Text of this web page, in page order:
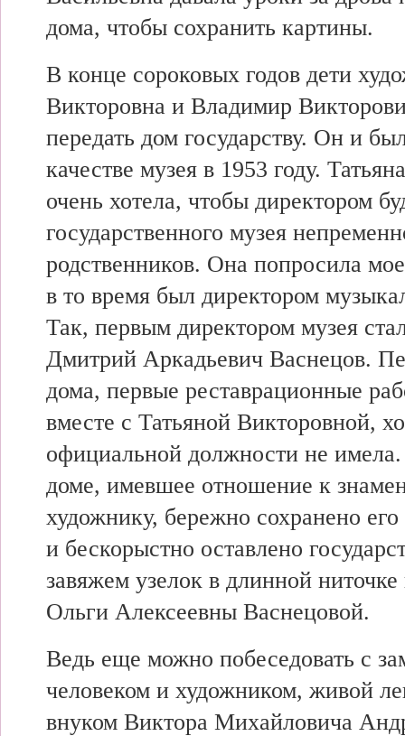
дома, чтобы сохранить картины.
В конце сороковых годов дети
Викторовна и Владимир
передать дом государству. Он и
качестве музея в 1953 году.
очень хотела, чтобы директором
государственного музея
родственников. Она попросила
в то время был директором
Так, первым директором музея
Дмитрий Аркадьевич Васнецов.
дома, первые реставрационные
вместе с Татьяной Викторовной,
официальной должности не
доме, имевшее отношение к
художнику, бережно сохранено
и бескорыстно оставлено
завяжем узелок в длинной
Ольги Алексеевны Васнецовой.
Ведь еще можно побеседовать с
человеком и художником, живой
внуком Виктора Михайловича